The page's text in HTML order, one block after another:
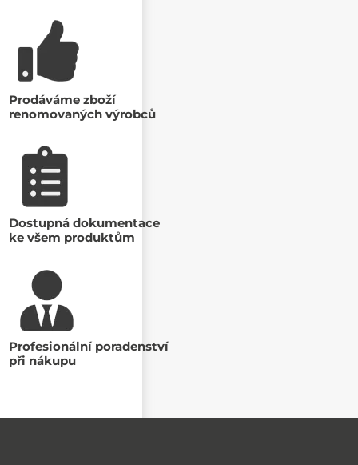
Prodáváme zboží
renomovaných výrobců
Dostupná dokumentace
ke všem produktům
Profesionální poradenství
při nákupu